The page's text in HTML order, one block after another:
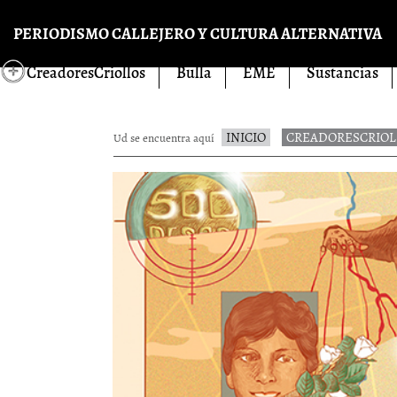
PERIODISMO CALLEJERO Y CULTURA ALTERNATIVA
CreadoresCriollos
Bulla EME Sustancias
Ud se encuentra aquí INICIO